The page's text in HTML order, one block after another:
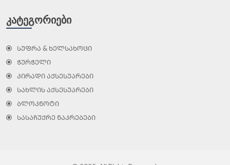
ᲙᲐᲢᲔᲒᲝᲠᲘᲔᲑᲘ
ᲡᲣᲤᲠᲐ & ᲮᲔᲚᲡᲐᲮᲝᲪᲘ
ᲭᲣᲠᲭᲔᲚᲘ
ᲞᲘᲠᲐᲓᲘ ᲐᲥᲡᲔᲡᲣᲐᲠᲔᲑᲘ
ᲡᲐᲮᲚᲘᲡ ᲐᲥᲡᲔᲡᲣᲐᲠᲔᲑᲘ
ᲑᲚᲝᲙᲜᲝᲢᲘ
ᲡᲐᲡᲐᲩᲣᲥᲠᲔ ᲜᲐᲙᲠᲔᲑᲔᲑᲘ